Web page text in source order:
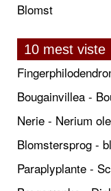
Blomst
10 mest viste
Bougainvillea -
Nerie - Nerium
Blomstersprog -
Paraplyplante -